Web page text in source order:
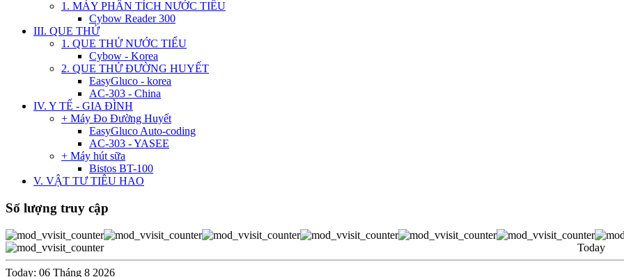
1. MÁY PHÂN TÍCH NƯỚC TIỂU
Cybow Reader 300
III. QUE THỬ
1. QUE THỬ NƯỚC TIỂU
Cybow - Korea
2. QUE THỬ ĐƯỜNG HUYẾT
EasyGluco - korea
AC-303 - China
IV. Y TẾ - GIA ĐÌNH
+ Máy Đo Đường Huyết
EasyGluco Auto-coding
AC-303 - YASEE
+ Máy hút sữa
Bistos BT-100
V. VẬT TƯ TIÊU HAO
Số lượng truy cập
Today
Today: 06 Tháng 8 2026